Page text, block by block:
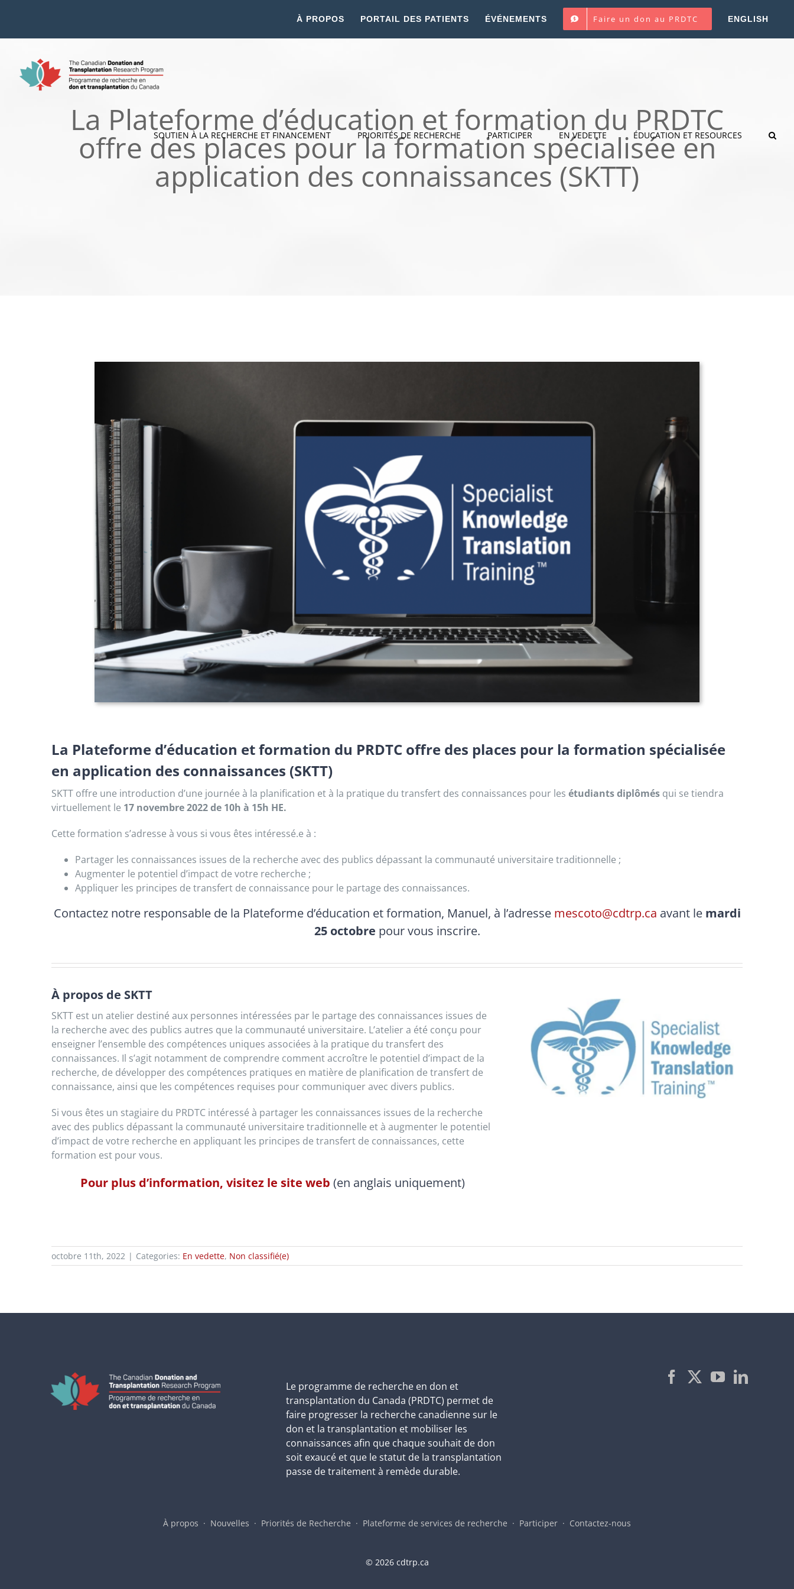
À PROPOS PORTAIL DES PATIENTS ÉVÉNEMENTS Faire un don au PRDTC ENGLISH
SOUTIEN À LA RECHERCHE ET FINANCEMENT PRIORITÉS DE RECHERCHE PARTICIPER EN VEDETTE ÉDUCATION ET RESOURCES
La Plateforme d’éducation et formation du PRDTC
offre des places pour la formation spécialisée en
application des connaissances (SKTT)
La Plateforme d’éducation et formation du PRDTC offre des places pour la formation spécialisée
en application des connaissances (SKTT)
SKTT offre une introduction d’une journée à la planification et à la pratique du transfert des connaissances pour les étudiants diplômés qui se tiendra
virtuellement le 17 novembre 2022 de 10h à 15h HE.
Cette formation s’adresse à vous si vous êtes intéressé.e à :
Partager les connaissances issues de la recherche avec des publics dépassant la communauté universitaire traditionnelle ;
Augmenter le potentiel d’impact de votre recherche ;
Appliquer les principes de transfert de connaissance pour le partage des connaissances.
Contactez notre responsable de la Plateforme d’éducation et formation, Manuel, à l’adresse mescoto@cdtrp.ca avant le mardi
25 octobre pour vous inscrire.
À propos de SKTT
SKTT est un atelier destiné aux personnes intéressées par le partage des connaissances issues de
la recherche avec des publics autres que la communauté universitaire. L’atelier a été conçu pour
enseigner l’ensemble des compétences uniques associées à la pratique du transfert des
connaissances. Il s’agit notamment de comprendre comment accroître le potentiel d’impact de la
recherche, de développer des compétences pratiques en matière de planification de transfert de
connaissance, ainsi que les compétences requises pour communiquer avec divers publics.
Si vous êtes un stagiaire du PRDTC intéressé à partager les connaissances issues de la recherche
avec des publics dépassant la communauté universitaire traditionnelle et à augmenter le potentiel
d’impact de votre recherche en appliquant les principes de transfert de connaissances, cette
formation est pour vous.
Pour plus d’information, visitez le site web (en anglais uniquement)
octobre 11th, 2022 | Categories: En vedette, Non classifié(e)
Le programme de recherche en don et
transplantation du Canada (PRDTC) permet de
faire progresser la recherche canadienne sur le
don et la transplantation et mobiliser les
connaissances afin que chaque souhait de don
soit exaucé et que le statut de la transplantation
passe de traitement à remède durable.
À propos Nouvelles Priorités de Recherche Plateforme de services de recherche Participer Contactez-nous
© 2026 cdtrp.ca